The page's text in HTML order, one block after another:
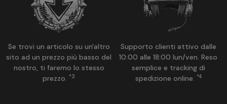
Se trovi un articolo su un'altro
sito ad un prezzo più basso del
nostro, ti faremo lo stesso
prezzo. *3
Supporto clienti attivo dalle
10:00 alle 18:00 lun/ven. Reso
semplice e tracking di
spedizione online. *4